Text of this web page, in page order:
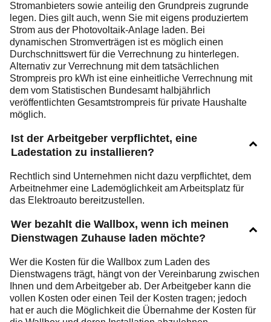
Stromanbieters sowie anteilig den Grundpreis zugrunde
legen. Dies gilt auch, wenn Sie mit eigens produziertem
Strom aus der Photovoltaik-Anlage laden. Bei
dynamischen Stromverträgen ist es möglich einen
Durchschnittswert für die Verrechnung zu hinterlegen.
Alternativ zur Verrechnung mit dem tatsächlichen
Strompreis pro kWh ist eine einheitliche Verrechnung mit
dem vom Statistischen Bundesamt halbjährlich
veröffentlichten Gesamtstrompreis für private Haushalte
möglich.
Ist der Arbeitgeber verpflichtet, eine
Ladestation zu installieren?
Rechtlich sind Unternehmen nicht dazu verpflichtet, dem
Arbeitnehmer eine Lademöglichkeit am Arbeitsplatz für
das Elektroauto bereitzustellen.
Wer bezahlt die Wallbox, wenn ich meinen
Dienstwagen Zuhause laden möchte?
Wer die Kosten für die Wallbox zum Laden des
Dienstwagens trägt, hängt von der Vereinbarung zwischen
Ihnen und dem Arbeitgeber ab. Der Arbeitgeber kann die
vollen Kosten oder einen Teil der Kosten tragen; jedoch
hat er auch die Möglichkeit die Übernahme der Kosten für